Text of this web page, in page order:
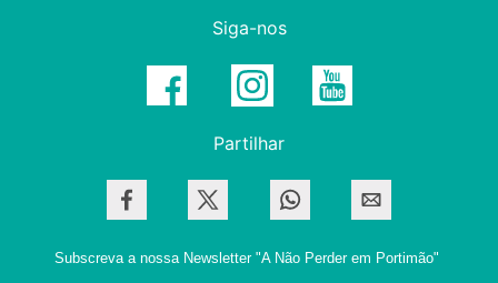
Siga-nos
Partilhar
Subscreva a nossa Newsletter "A Não Perder em Portimão"